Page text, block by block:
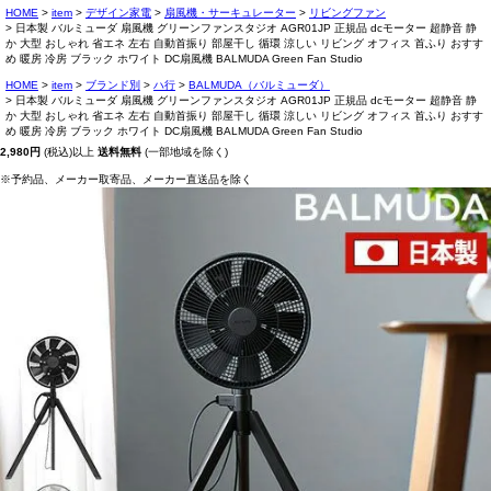
HOME item デザイン家電 扇風機・サーキュレーター
リビングファン
日本製 バルミューダ 扇風機 グリーンファンスタジオ AGR01JP 正規品 dcモーター 超静音 静
か 大型 おしゃれ 省エネ 左右 自動首振り 部屋干し 循環 涼しい リビング オフィス 首ふり おすす
め 暖房 冷房 ブラック ホワイト DC扇風機 BALMUDA Green Fan Studio
HOME item ブランド別 ハ行
BALMUDA（バルミューダ）
日本製 バルミューダ 扇風機 グリーンファンスタジオ AGR01JP 正規品 dcモーター 超静音 静
か 大型 おしゃれ 省エネ 左右 自動首振り 部屋干し 循環 涼しい リビング オフィス 首ふり おすす
め 暖房 冷房 ブラック ホワイト DC扇風機 BALMUDA Green Fan Studio
2,980円 (税込)以上 送料無料 (一部地域を除く)
※予約品、メーカー取寄品、メーカー直送品を除く